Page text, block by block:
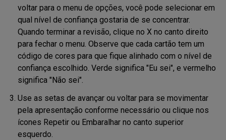
voltar para o menu de opções, você pode selecionar em
qual nível de confiança gostaria de se concentrar.
Quando terminar a revisão, clique no X no canto direito
para fechar o menu. Observe que cada cartão tem um
código de cores para que fique alinhado com o nível de
confiança escolhido. Verde significa "Eu sei", e vermelho
significa "Não sei".
Use as setas de avançar ou voltar para se movimentar
pela apresentação conforme necessário ou clique nos
ícones Repetir ou Embaralhar no canto superior
esquerdo.